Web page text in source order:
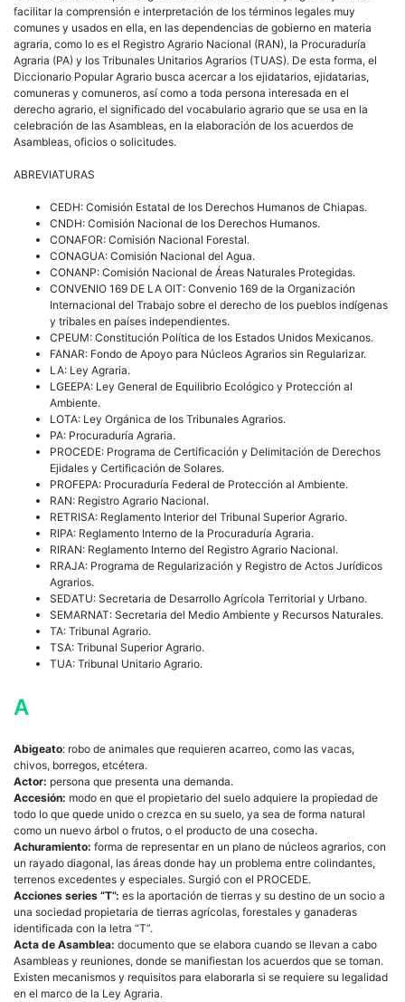
facilitar la comprensión e interpretación de los términos legales muy
comunes y usados en ella, en las dependencias de gobierno en materia
agraria, como lo es el Registro Agrario Nacional (RAN), la Procuraduría
Agraria (PA) y los Tribunales Unitarios Agrarios (TUAS). De esta forma, el
Diccionario Popular Agrario busca acercar a los ejidatarios, ejidatarias,
comuneras y comuneros, así como a toda persona interesada en el
derecho agrario, el significado del vocabulario agrario que se usa en la
celebración de las Asambleas, en la elaboración de los acuerdos de
Asambleas, oficios o solicitudes.
ABREVIATURAS
CEDH: Comisión Estatal de los Derechos Humanos de Chiapas.
CNDH: Comisión Nacional de los Derechos Humanos.
CONAFOR: Comisión Nacional Forestal.
CONAGUA: Comisión Nacional del Agua.
CONANP: Comisión Nacional de Áreas Naturales Protegidas.
CONVENIO 169 DE LA OIT: Convenio 169 de la Organización
Internacional del Trabajo sobre el derecho de los pueblos indígenas
y tribales en países independientes.
CPEUM: Constitución Política de los Estados Unidos Mexicanos.
FANAR: Fondo de Apoyo para Núcleos Agrarios sin Regularizar.
LA: Ley Agraria.
LGEEPA: Ley General de Equilibrio Ecológico y Protección al
Ambiente.
LOTA: Ley Orgánica de los Tribunales Agrarios.
PA: Procuraduría Agraria.
PROCEDE: Programa de Certificación y Delimitación de Derechos
Ejidales y Certificación de Solares.
PROFEPA: Procuraduría Federal de Protección al Ambiente.
RAN: Registro Agrario Nacional.
RETRISA: Reglamento Interior del Tribunal Superior Agrario.
RIPA: Reglamento Interno de la Procuraduría Agraria.
RIRAN: Reglamento Interno del Registro Agrario Nacional.
RRAJA: Programa de Regularización y Registro de Actos Jurídicos
Agrarios.
SEDATU: Secretaria de Desarrollo Agrícola Territorial y Urbano.
SEMARNAT: Secretaria del Medio Ambiente y Recursos Naturales.
TA: Tribunal Agrario.
TSA: Tribunal Superior Agrario.
TUA: Tribunal Unitario Agrario.
A
Abigeato: robo de animales que requieren acarreo, como las vacas,
chivos, borregos, etcétera.
Actor: persona que presenta una demanda.
Accesión: modo en que el propietario del suelo adquiere la propiedad de
todo lo que quede unido o crezca en su suelo, ya sea de forma natural
como un nuevo árbol o frutos, o el producto de una cosecha.
Achuramiento: forma de representar en un plano de núcleos agrarios, con
un rayado diagonal, las áreas donde hay un problema entre colindantes,
terrenos excedentes y especiales. Surgió con el PROCEDE.
Acciones series “T”: es la aportación de tierras y su destino de un socio a
una sociedad propietaria de tierras agrícolas, forestales y ganaderas
identificada con la letra “T”.
Acta de Asamblea: documento que se elabora cuando se llevan a cabo
Asambleas y reuniones, donde se manifiestan los acuerdos que se toman.
Existen mecanismos y requisitos para elaborarla si se requiere su legalidad
en el marco de la Ley Agraria.